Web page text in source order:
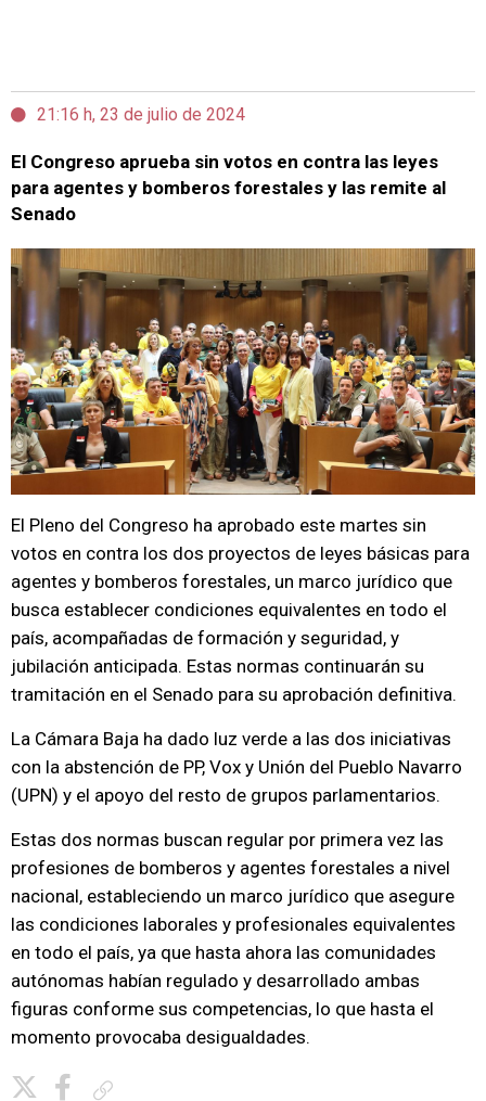
21:16 h, 23 de julio de 2024
El Congreso aprueba sin votos en contra las leyes
para agentes y bomberos forestales y las remite al
Senado
El Pleno del Congreso ha aprobado este martes sin
votos en contra los dos proyectos de leyes básicas para
agentes y bomberos forestales, un marco jurídico que
busca establecer condiciones equivalentes en todo el
país, acompañadas de formación y seguridad, y
jubilación anticipada. Estas normas continuarán su
tramitación en el Senado para su aprobación definitiva.
La Cámara Baja ha dado luz verde a las dos iniciativas
con la abstención de PP, Vox y Unión del Pueblo Navarro
(UPN) y el apoyo del resto de grupos parlamentarios.
Estas dos normas buscan regular por primera vez las
profesiones de bomberos y agentes forestales a nivel
nacional, estableciendo un marco jurídico que asegure
las condiciones laborales y profesionales equivalentes
en todo el país, ya que hasta ahora las comunidades
autónomas habían regulado y desarrollado ambas
figuras conforme sus competencias, lo que hasta el
momento provocaba desigualdades.